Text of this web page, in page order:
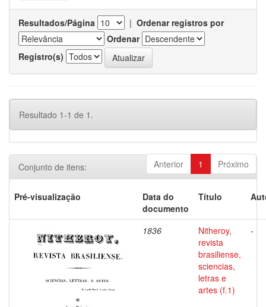
Resultados/Página | Ordenar registros por
Ordenar
Registro(s)
Resultado 1-1 de 1.
Anterior 1 Próximo
Conjunto de itens:
Pré-visualização
Data do
documento
Título
1836
Nitheroy,
revista
brasiliense,
sciencias,
letras e
artes (f.1)
-